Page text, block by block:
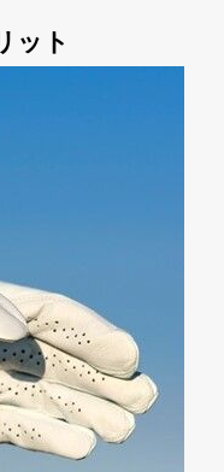
ット